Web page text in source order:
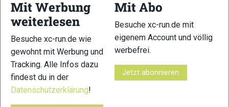
Langlaufskiern
Darüber hinaus eignet sich Skilanglauf hervorragend für
lange Grundlageneinheiten
. In den Wintermonaten habe ich
mir angewöhnt, den langen Lauf gelegentlich durch eine
längere Einheit auf Langlaufskiern zu ersetzen.
Optimal wäre hier ein sogenanntesKoppeltraining
lange Langlaufeinheit
Mit Werbung
weiterlesen
Besuche xc-run.de wie
gewohnt mit Werbung und
Tracking. Alle Infos dazu
findest du in der
Datenschutzerklärung!
Mit Abo
Besuche xc-run.de mit
eigenem Account und völlig
werbefrei.
Jetzt abonnieren